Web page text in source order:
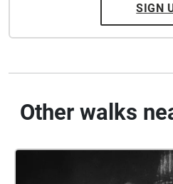
SIGN
Other walks